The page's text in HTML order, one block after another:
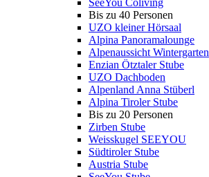
SeeYou Coliving
Bis zu 40 Personen
UZO kleiner Hörsaal
Alpina Panoramalounge
Alpenaussicht Wintergarten
Enzian Ötztaler Stube
UZO Dachboden
Alpenland Anna Stüberl
Alpina Tiroler Stube
Bis zu 20 Personen
Zirben Stube
Weisskugel SEEYOU
Südtiroler Stube
Austria Stube